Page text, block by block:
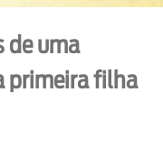
de uma
primeira filha